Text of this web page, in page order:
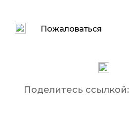
Пожаловаться
Поделитесь ссылкой: